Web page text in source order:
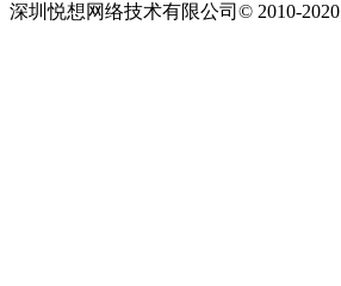
深圳悦想网络技术有限公司© 2010-2020